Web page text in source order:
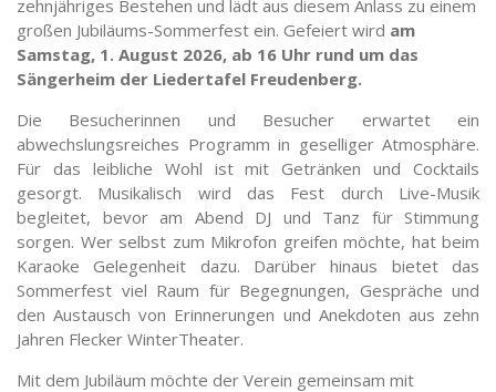
zehnjähriges Bestehen und lädt aus diesem Anlass zu einem
großen Jubiläums-Sommerfest ein. Gefeiert wird am
Samstag, 1. August 2026, ab 16 Uhr rund um das
Sängerheim der Liedertafel Freudenberg.
Die Besucherinnen und Besucher erwartet ein
abwechslungsreiches Programm in geselliger Atmosphäre.
Für das leibliche Wohl ist mit Getränken und Cocktails
gesorgt. Musikalisch wird das Fest durch Live-Musik
begleitet, bevor am Abend DJ und Tanz für Stimmung
sorgen. Wer selbst zum Mikrofon greifen möchte, hat beim
Karaoke Gelegenheit dazu. Darüber hinaus bietet das
Sommerfest viel Raum für Begegnungen, Gespräche und
den Austausch von Erinnerungen und Anekdoten aus zehn
Jahren Flecker WinterTheater.
Mit dem Jubiläum möchte der Verein gemeinsam mit